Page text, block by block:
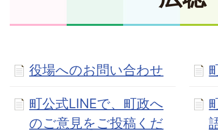
役場へのお問い合わせ
町公式LINEで、町政へ
のご意見をご投稿くだ